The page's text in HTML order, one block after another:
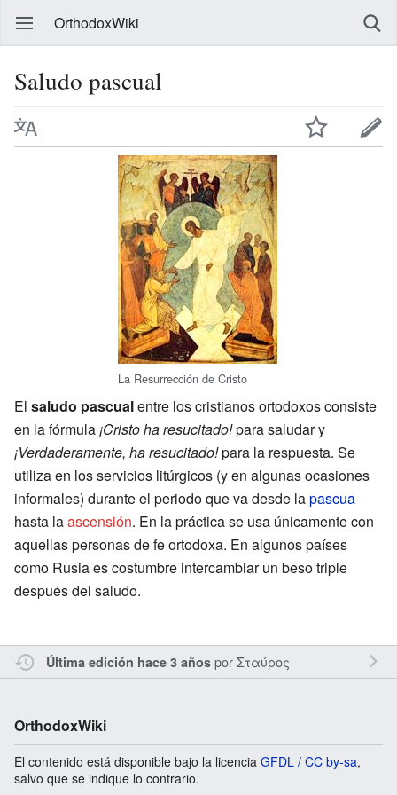
OrthodoxWiki
Saludo pascual
La Resurrección de Cristo
El saludo pascualentre los cristianos ortodoxos consiste
en la fórmula¡Cristo ha resucitado!para saludar y
¡Verdaderamente, ha resucitado!para la respuesta. Se
utiliza en los servicios litúrgicos (y en algunas ocasiones
informales) durante el periodo que va desde lapascua
hasta laascensión. En la práctica se usa únicamente con
aquellas personas de fe ortodoxa. En algunos países
como Rusia es costumbre intercambiar un beso triple
después del saludo.
Última edición hace 3 añosporΣταύρος
OrthodoxWiki
El contenido está disponible bajo la licencia GFDL / CC by-sa,
salvo que se indique lo contrario.